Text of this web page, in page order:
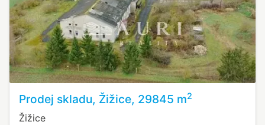
Prodej skladu, Žižice, 29845 m2
Žižice